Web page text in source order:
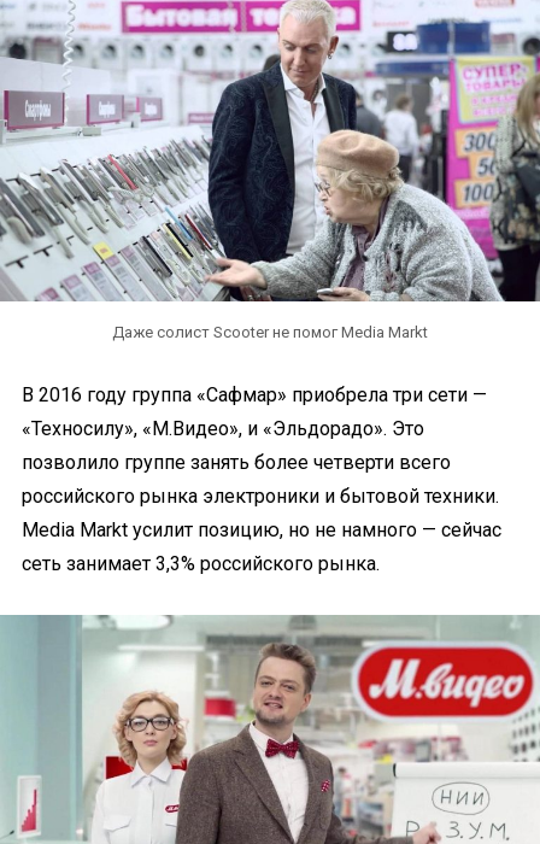
Даже солист Scooter не помог Media Markt
В 2016 году группа «Сафмар» приобрела три сети —
«Техносилу», «М.Видео», и «Эльдорадо». Это
позволило группе занять более четверти всего
российского рынка электроники и бытовой техники.
Media Markt усилит позицию, но не намного — сейчас
сеть занимает 3,3% российского рынка.